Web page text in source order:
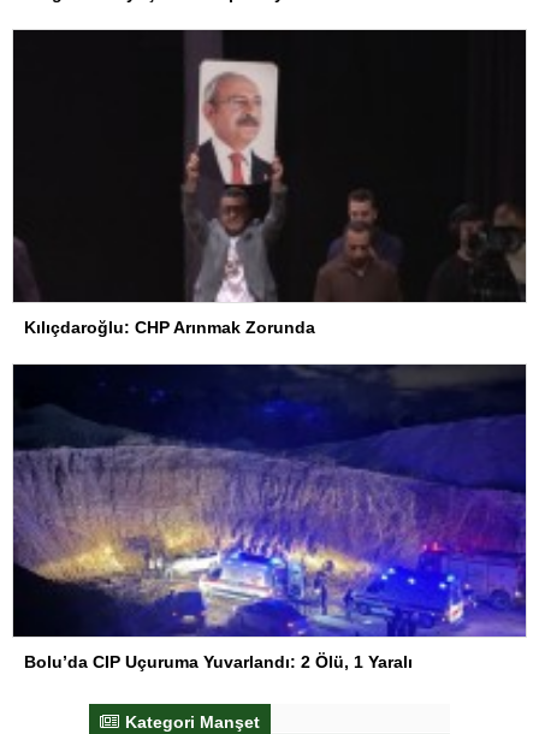
Kılıçdaroğlu: CHP Arınmak Zorunda
Bolu’da CIP Uçuruma Yuvarlandı: 2 Ölü, 1 Yaralı
Kategori Manşet